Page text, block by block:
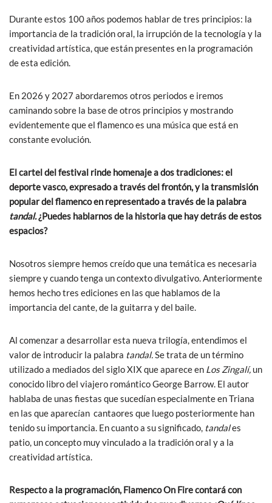
Durante estos 100 años podemos hablar de tres principios: la
importancia de la tradición oral, la irrupción de la tecnología y la
creatividad artística, que están presentes en la programación
de esta edición.
En 2026 y 2027 abordaremos otros periodos e iremos
caminando sobre la base de otros principios y mostrando
evidentemente que el flamenco es una música que está en
constante evolución.
El cartel del festival rinde homenaje a dos tradiciones: el
deporte vasco, expresado a través del frontón, y la transmisión
popular del flamenco en representado a través de la palabra
tandal.¿Puedes hablarnos de la historia que hay detrás de estos
espacios?
Nosotros siempre hemos creído que una temática es necesaria
siempre y cuando tenga un contexto divulgativo. Anteriormente
hemos hecho tres ediciones en las que hablamos de la
importancia del cante, de la guitarra y del baile.
Al comenzar a desarrollar esta nueva trilogía, entendimos el
valor de introducir la palabra tandal.Se trata de un término
utilizado a mediados del siglo XIX que aparece en Los Zingalí, un
conocido libro del viajero romántico George Barrow. El autor
hablaba de unas fiestas que sucedían especialmente en Triana
en las que aparecían cantaores que luego posteriormente han
tenido su importancia. En cuanto a su significado, tandales
patio, un concepto muy vinculado a la tradición oral y a la
creatividad artística.
Respecto a la programación, Flamenco On Fire contará con